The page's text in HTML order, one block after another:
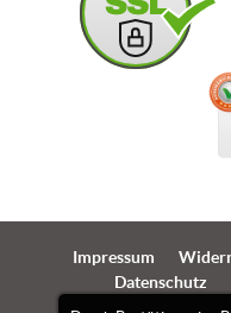
Impressum
Datenschutz